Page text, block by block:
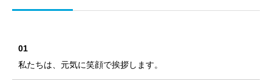
01
私たちは、元気に笑顔で挨拶します。